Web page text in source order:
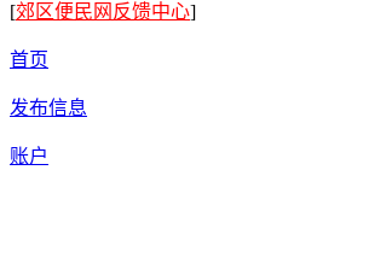
[郊区便民网反馈中心]
首页
发布信息
账户